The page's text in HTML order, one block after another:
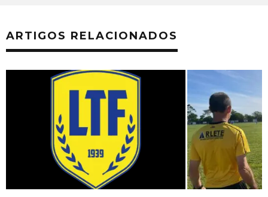
ARTIGOS RELACIONADOS